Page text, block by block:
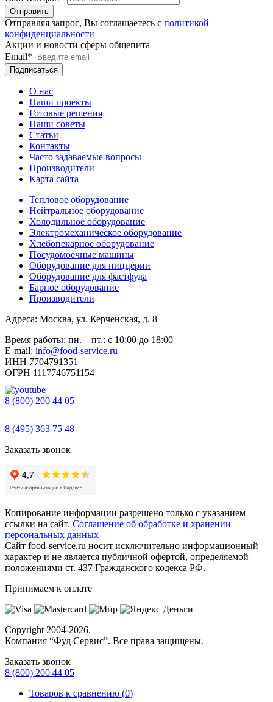
Отправляя запрос, Вы соглашаетесь с политикой
конфиденциальности
Акции и новости сферы общепита
Email*
О нас
Наши проекты
Готовые решения
Наши советы
Статьи
Контакты
Часто задаваемые вопросы
Производители
Карта сайта
Тепловое оборудование
Нейтральное оборудование
Холодильное оборудование
Электромеханическое оборудование
Хлебопекарное оборудование
Посудомоечные машины
Оборудование для пиццерии
Оборудование для фастфуда
Барное оборудование
Производители
Адреса: Москва, ул. Керченская, д. 8
Время работы: пн. – пт.: с 10:00 до 18:00
E-mail: info@food-service.ru
ИНН 7704791351
ОГРН 1117746751154
8 (800) 200 44 05
8 (495) 363 75 48
Заказать звонок
Копирование информации разрешено только с указанием
ссылки на сайт. Соглашение об обработке и хранении
персональных данных
Сайт food-service.ru носит исключительно информационный
характер и не является публичной офертой, определяемой
положениями ст. 437 Гражданского кодекса РФ.
Принимаем к оплате
Copyright 2004-2026.
Компания “Фуд Сервис”. Все права защищены.
Заказать звонок
8 (800) 200 44 05
Товаров к сравнению (0)